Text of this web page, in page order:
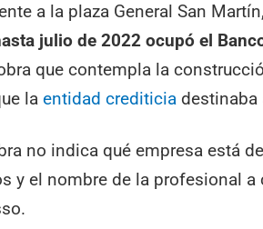
a la plaza General San
julio de 2022 ocupó el
que contempla la
la entidad crediticia destinaba
no indica qué empresa está
y el nombre de la profesional